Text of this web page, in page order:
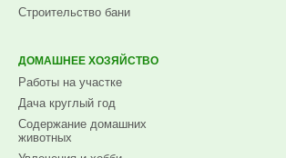
Хозяйственные постройки
ДОМАШНЕЕ ХОЗЯЙСТВО
Работы на участке
Дача круглый год
Содержание домашних